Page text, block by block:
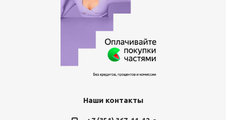
Наши контакты